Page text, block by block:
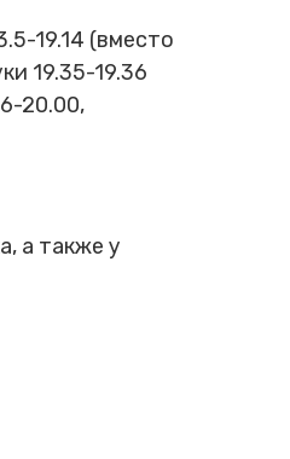
19.14 (вместо
19.35-19.36
20.00,
а также у